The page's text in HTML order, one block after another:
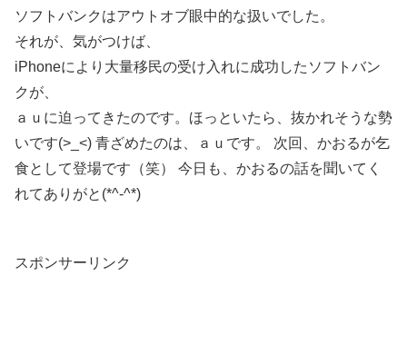
ソフトバンクはアウトオブ眼中的な扱いでした。
それが、気がつけば、
iPhoneにより大量移民の受け入れに成功したソフトバン
クが、
ａｕに迫ってきたのです。ほっといたら、抜かれそうな勢
いです(>_<) 青ざめたのは、ａｕです。 次回、かおるが乞
食として登場です（笑） 今日も、かおるの話を聞いてく
れてありがと(*^-^*)
スポンサーリンク